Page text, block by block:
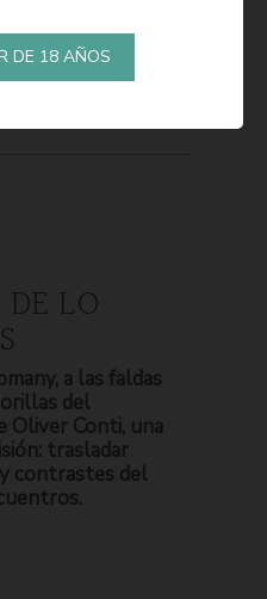
LO
a las faldas
del
Oliver Conti, una
trasladar
contrastes del
DE 18 AÑOS